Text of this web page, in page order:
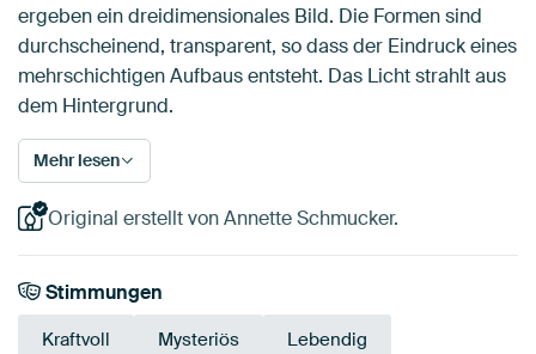
ergeben ein dreidimensionales Bild. Die Formen sind
durchscheinend, transparent, so dass der Eindruck eines
mehrschichtigen Aufbaus entsteht. Das Licht strahlt aus
dem Hintergrund.
Mehr lesen
Original erstellt von Annette Schmucker.
Stimmungen
Kraftvoll Mysteriös Lebendig